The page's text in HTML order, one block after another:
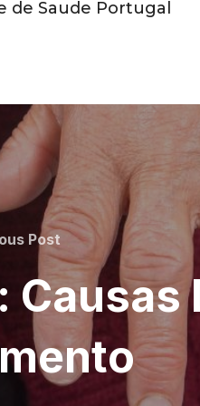
de Saude Portugal
Previous
Post
Causas